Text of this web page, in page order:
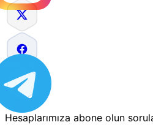
Hesaplarımıza abone olun